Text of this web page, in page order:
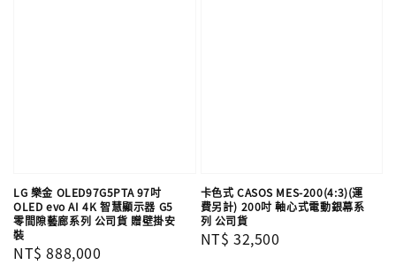
LG 樂金 OLED97G5PTA 97吋
OLED evo AI 4K 智慧顯示器 G5
零間隙藝廊系列 公司貨 贈壁掛安
裝
Regular
NT$ 888,000
卡色式 CASOS MES-200(4:3)(運
費另計) 200吋 軸心式電動銀幕系
列 公司貨
Regular
NT$ 32,500